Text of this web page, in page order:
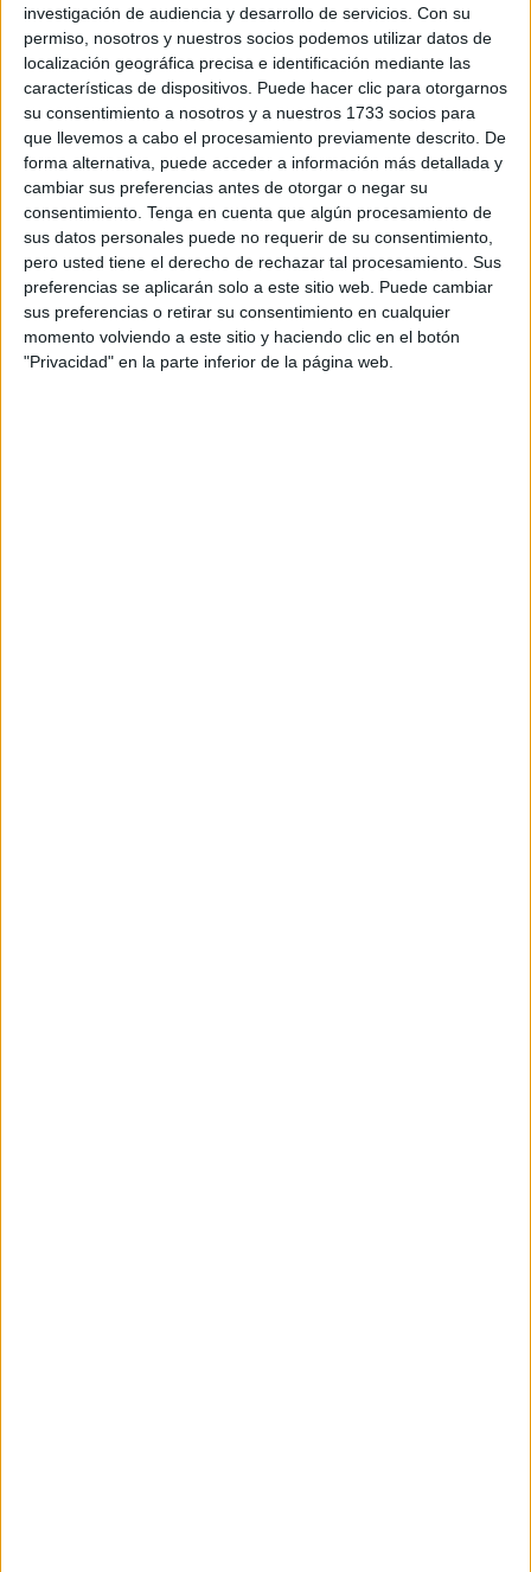
investigación de audiencia y desarrollo de servicios. Con su
permiso, nosotros y nuestros socios podemos utilizar datos de
localización geográfica precisa e identificación mediante las
características de dispositivos. Puede hacer clic para otorgarnos
su consentimiento a nosotros y a nuestros 1733 socios para
que llevemos a cabo el procesamiento previamente descrito. De
forma alternativa, puede acceder a información más detallada y
cambiar sus preferencias antes de otorgar o negar su
consentimiento. Tenga en cuenta que algún procesamiento de
sus datos personales puede no requerir de su consentimiento,
pero usted tiene el derecho de rechazar tal procesamiento. Sus
preferencias se aplicarán solo a este sitio web. Puede cambiar
sus preferencias o retirar su consentimiento en cualquier
momento volviendo a este sitio y haciendo clic en el botón
"Privacidad" en la parte inferior de la página web.
aquí y allá y haciendo actos en la calle, en los centros
religiosos, encentros de mayores,...y yo tenía muy poco
conocimiento de lo que eran esas actuaciones”.
Todo cambió cuando hace ya dos años se puso en
contacto con él y le dijo “Pepe, quiero que me hables de
estas actuaciones que haces todas las Navidades”, y le
contó sobresu coro, Aires Caballas; sobre las coplas y
sobre todos aquellos sitios por los que van repartiendo
ilusión en estas fechas.
Así, no lo dudó en ningún momento y le propuso escribir
un libro sobre esta actividad. Garrido Pérez se puso manos